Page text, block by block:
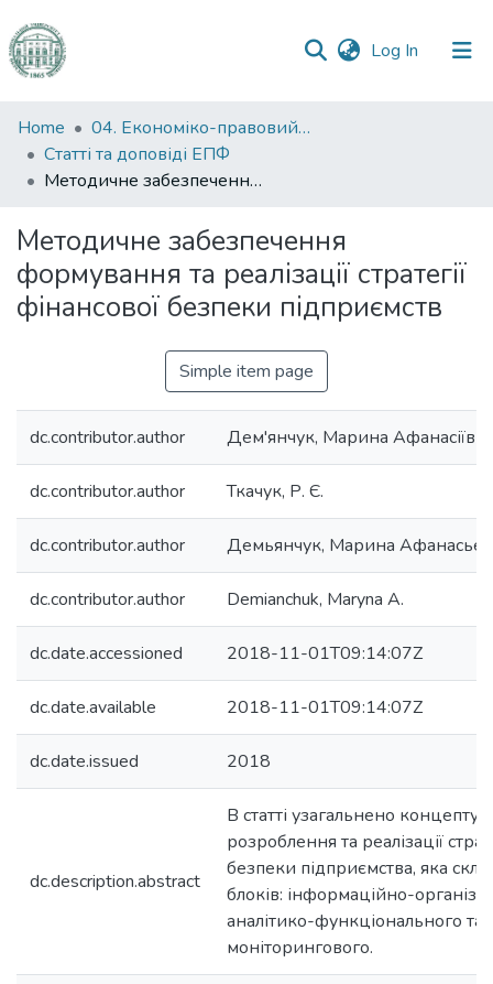
Log In (current)
Communities
&
Collections
Statistics
Home
04. Економіко-правовий факультет
Статті та доповіді ЕПФ
Методичне забезпечення формування та реалізації стратегії фінансової безпеки підприємств
Методичне забезпечення
формування та реалізації стратегії
фінансової безпеки підприємств
Simple item page
dc.contributor.author Дем'янчук, Марина
dc.contributor.author Ткачук, Р. Є.
dc.contributor.author Демьянчук, Марина
dc.contributor.author Demianchuk, Maryna A.
dc.date.accessioned 2018-11-01T09:14:07Z
dc.date.available 2018-11-01T09:14:07Z
dc.date.issued 2018
dc.description.abstract
В статті узагальнено
розроблення та реалізації
безпеки підприємства, яка
блоків: інформаційно-
аналітико-функціонального та
моніторингового.